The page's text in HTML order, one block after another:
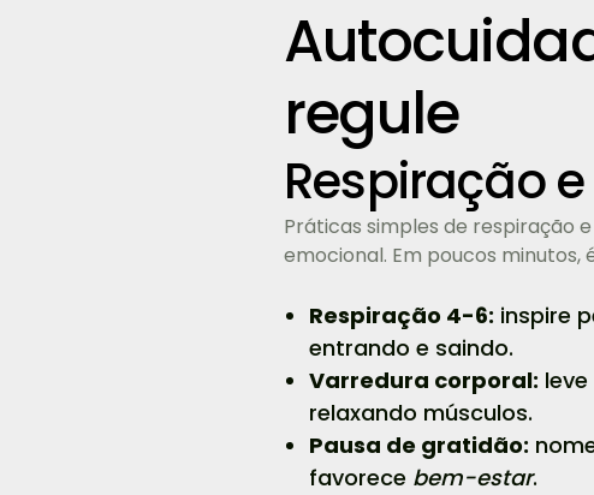
regule
Respiração
Práticas simples de respiração
emocional. Em poucos
Respiração 4-6: inspire
entrando e saindo.
Varredura corporal:
relaxando músculos.
Pausa de gratidão:
favorece bem-estar.